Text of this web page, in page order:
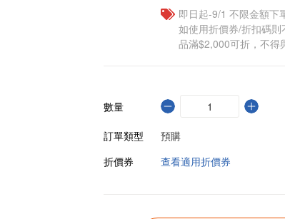
即日起-9/1 不限金額下
如使用折價券/折扣碼
品滿$2,000可折，不得
數量
訂單類型
預購
折價券
查看適用折價券